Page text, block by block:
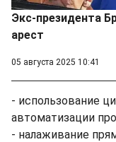
Экс-президента
арест
05 августа 2025 10:41
- использование
автоматизации
- налаживание